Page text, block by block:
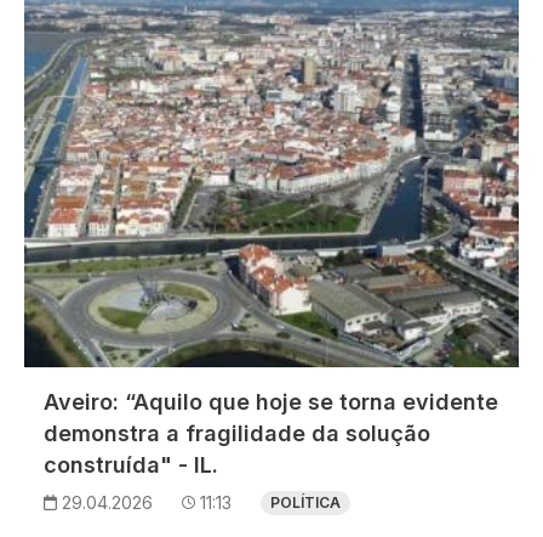
Aveiro: “Aquilo que hoje se torna evidente
demonstra a fragilidade da solução
construída" - IL.
29.04.2026 11:13 POLÍTICA